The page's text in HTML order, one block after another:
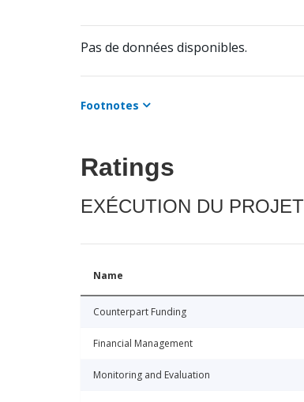
Pas de données disponibles.
Footnotes
Ratings
EXÉCUTION DU PROJET
Name
Counterpart Funding
Financial Management
Monitoring and Evaluation